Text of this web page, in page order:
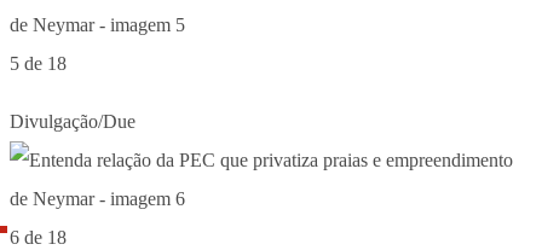
5 de 18
Divulgação/Due
6 de 18